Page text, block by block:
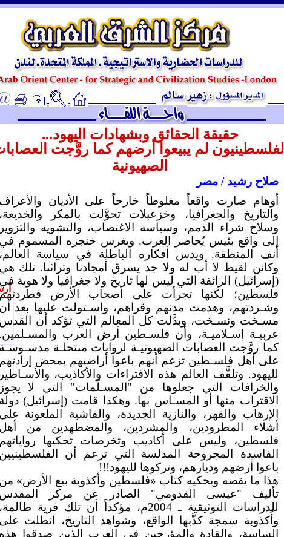
ـ
حقيقة الحقائق وبشهادات اليهود...
الفلسطينيون لم يبيعوا أرضهم كما روَّجت
الصهيونية
صلاح رشيد / مصر
أوهام صارت واقعاً مغلوطاً خارجاً على الأديان
والتاريخ والجغرافيا، وخزعبلات تحوَّلت بالمكر
وسلاح شراء الذمم، وسياسة الاغتصاب، والتشويه
إلى واقع بئيس يُحاصر العرب. ويغرس خنجره المسموم
أنف المنطقة. ويدس أفكاره الباطلة في سياسة
وكائن لقيط لا أب له ولا جد يسرق أمجادنا وتراثنا. تلك
(إسرائيل) الزائفة التي ليس لها تاريخ ولا جغرافيا ولا هوية
فلسطين؛ لكنها تجرأت على أصحاب الأرض
وشـردتهم، وهدمت مدنهم وقراهم، واسـتولت عليها بعد
مسـخت ونسـخت، وبدَّلت كل المعالم التي تؤكد أن
عربيـة إسـلاميـة، وأن فلسـطين أرض العرب
كما روَّجت العصابات الصهيونيـة لروايات منتحلـة
على أهل فلسـطين تزعم أنهم باعوا أراضيهم بمحض
لليهود. وتلقَّف العالم هذه الافتراءات والأكاذيب،
والخرافات التي جعلوها من "المسـلّمات" التي لا
الاقتراب منها أو المسـاس بها. وهكذا قامت (إسرائيل)
الإرهاب والقهر، والنازية الجديدة، والفاشية الملعونة
أشلاء المطرودين، والمشردين، والمضطهدين من
فلسطين، وليس على أكاذيب وتخرصات تحكيها
الفاسدة المجروحة المدلسة التي تزعم أن
باعوا أرضهم وديارهم، وتركوها لليهود!!!
هذا ما يقصه ويحكيه كتاب «فلسطين وأكذوبة بيع الأرض»
تأليف "عيسى القدومي" الصادر عن مركز
للدراسات التوثيقية ـ 2004م، مؤكداً أن تلك فرية
وأُكذوبة سمجة كذَّبها الواقع، وشواهد التاريخ، انطلت
الساسة، والقادة والمؤرخين في الغرب الذين صدقوا